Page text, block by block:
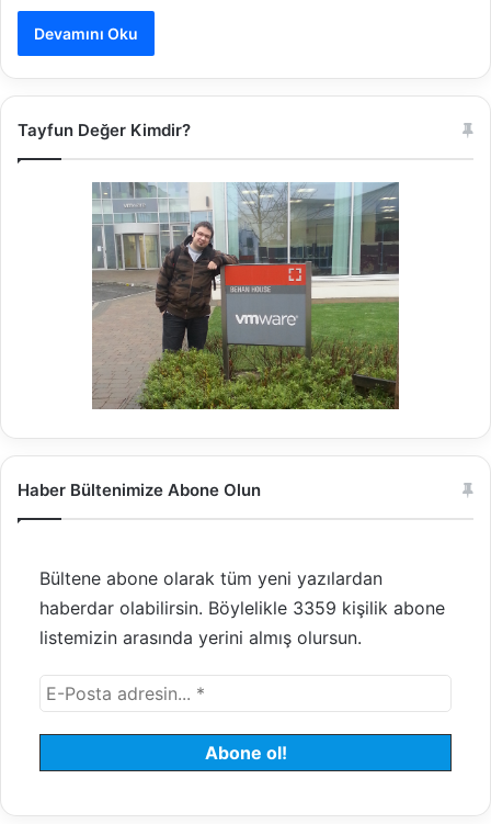
Devamını Oku
Tayfun Değer Kimdir?
Haber Bültenimize Abone Olun
Bültene abone olarak tüm yeni yazılardan
haberdar olabilirsin. Böylelikle 3359 kişilik abone
listemizin arasında yerini almış olursun.